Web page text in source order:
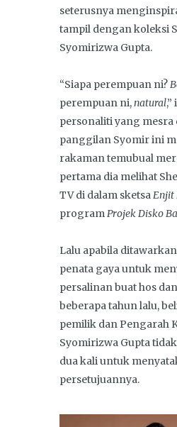
seterusnya
tampil dengan koleksi
Syomirizwa Gupta.
“Siapa perempuan ni?
perempuan ni,natural
personaliti yang mesra
panggilan Syomir ini
rakaman temubual
pertama dia melihat
TV di dalam sketsaEnjit
programProjek Disko
Lalu apabila
penata gaya untuk
persalinan buat hos
beberapa tahun lalu,
pemilik dan Pengarah
Syomirizwa Gupta
dua kali untuk
persetujuannya.